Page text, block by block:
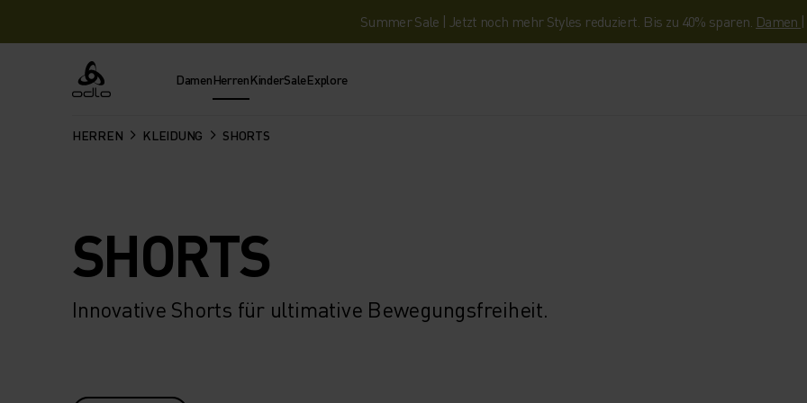
Summer Sale | Jetzt noch mehr Styles reduziert. Bis zu 40% sparen. Damen |
Odlo DamenHerrenKinderSaleExplore
HERREN KLEIDUNG SHORTS
SHORTS
Innovative Shorts für ultimative Bewegungsfreiheit.